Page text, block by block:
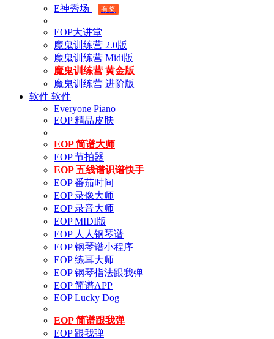
E神秀场
有奖
EOP大讲堂
魔鬼训练营 2.0版
魔鬼训练营 Midi版
魔鬼训练营 黄金版
魔鬼训练营 进阶版
软件 软件
Everyone Piano
EOP 精品皮肤
EOP 简谱大师
EOP 节拍器
EOP 五线谱识谱快手
EOP 番茄时间
EOP 录像大师
EOP 录音大师
EOP MIDI版
EOP 人人钢琴谱
EOP 钢琴谱小程序
EOP 练耳大师
EOP 钢琴指法跟我弹
EOP 简谱APP
EOP Lucky Dog
EOP 简谱跟我弹
EOP 跟我弹